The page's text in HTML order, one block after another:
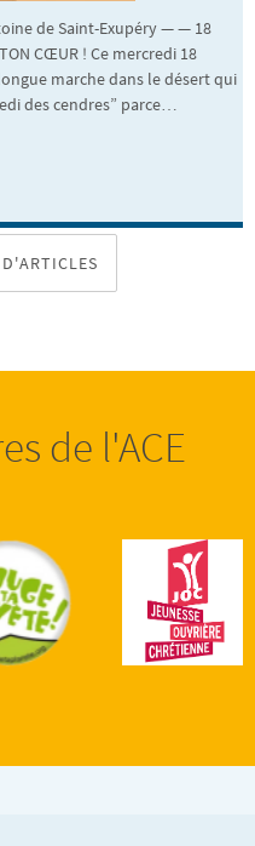
de Saint-Exupéry — — 18
CŒUR ! Ce mercredi 18
marche dans le désert qui
des cendres” parce…
de l'ACE